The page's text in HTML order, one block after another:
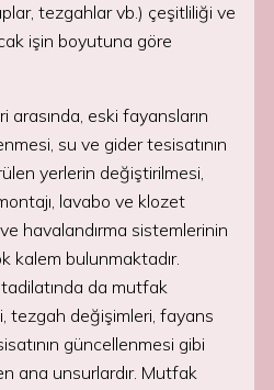
tezgahlar vb.) çeşitliliği ve
işin boyutuna göre
arasında, eski fayansların
su ve gider tesisatının
yerlerin değiştirilmesi,
lavabo ve klozet
havalandırma sistemlerinin
kalem bulunmaktadır.
da mutfak
tezgah değişimleri, fayans
güncellenmesi gibi
ana unsurlardır. Mutfak